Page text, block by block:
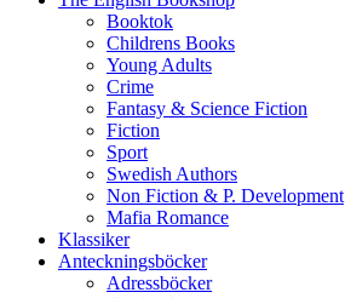
Booktok
Childrens Books
Young Adults
Crime
Fantasy & Science Fiction
Fiction
Sport
Swedish Authors
Non Fiction & P. Development
Mafia Romance
Klassiker
Anteckningsböcker
Adressböcker